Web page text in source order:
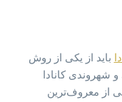
باید از یکی از روش
شهروندی کانادا
از معروف‌ترین